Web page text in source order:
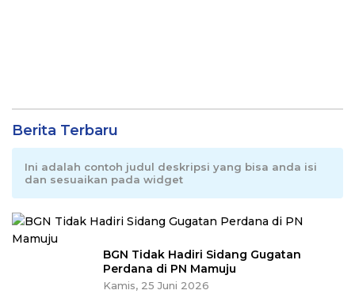
Berita Terbaru
Ini adalah contoh judul deskripsi yang bisa anda isi
dan sesuaikan pada widget
BGN Tidak Hadiri Sidang Gugatan
Perdana di PN Mamuju
Kamis, 25 Juni 2026